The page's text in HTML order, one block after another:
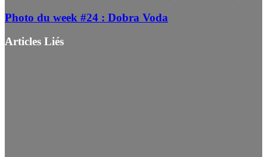
Photo du week #24 : Dobra Voda
Articles Liés